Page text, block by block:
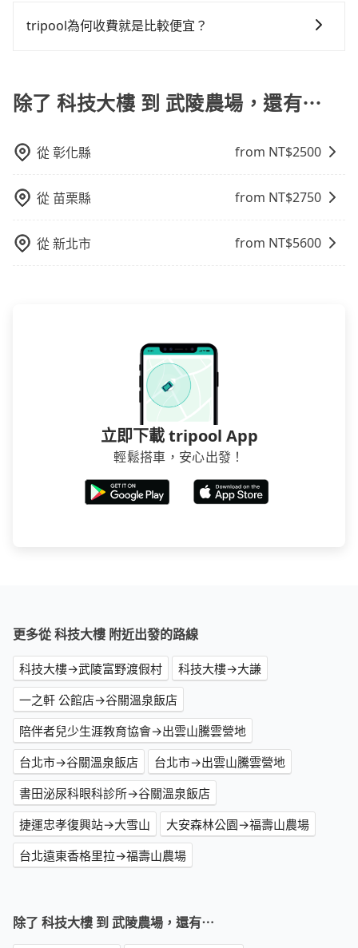
雖然路邊隨租隨還看似方便，但實際使用時還是有其區
相關法規。
9人以上之廂型車，其實屬違法。在現行法律下，營業小
行照不符，連司機的駕照都會不符。在路上被警察盤查
請下車終止行程事小，如果發生意外，保險公司可不予
給賭上。通常人數沒有超過10位，建議預約一台九人座
台中巴比較方便。但也有例外，比方說有些山區或路段
台確認。
tripool為何收費就是比較便宜？
因為司機素質比較差、車上會有煙味、或者車齡過大，
但事實恰恰相反。tripool不僅有嚴密的篩選機制，定期
機也絕對不會在車內吸煙，於新冠肺炎期間也絕對全程
因來自於自行研發的AI車輛調度演算法，能有效降低空
車率，也就是提高俗稱「回頭車」的比例。這不僅體現
在成本的控制，更是在傳統旺季（年假、端午、中秋、
雙十等）能用更少的司機來服務更多的旅客，意味著使
要從科技大樓去武陵農場，請儘早下訂以把握最划算的
除了 科技大樓 到 武陵農場，還有⋯
從彰化縣 from NT$2500
從 苗栗縣 from NT$2750
從新北市 from NT$5600
立即下載 tripool App
輕鬆搭車，安心出發！
更多從 科技大樓 附近出發的路線
科技大樓→武陵富野渡假村
科技大樓→大謙
一之軒 公館店→谷關溫泉飯店
陪伴者兒少生涯教育協會→出雲山騰雲營地
台北市→谷關溫泉飯店
台北市→出雲山騰雲營地
書田泌尿科眼科診所→谷關溫泉飯店
捷運忠孝復興站→大雪山
大安森林公園→福壽山農場
台北遠東香格里拉→福壽山農場
除了 科技大樓 到 武陵農場，還有⋯